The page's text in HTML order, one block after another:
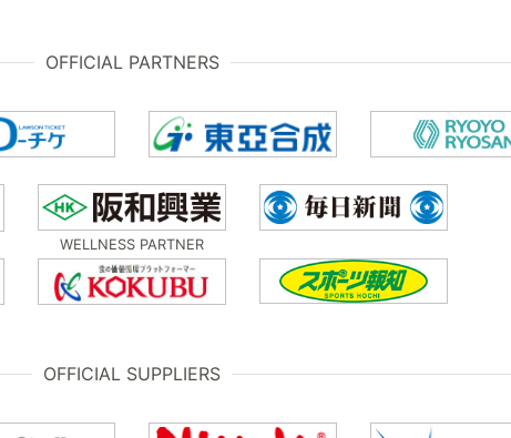
OFFICIAL PARTNERS
WELLNESS PARTNER
OFFICIAL SUPPLIERS